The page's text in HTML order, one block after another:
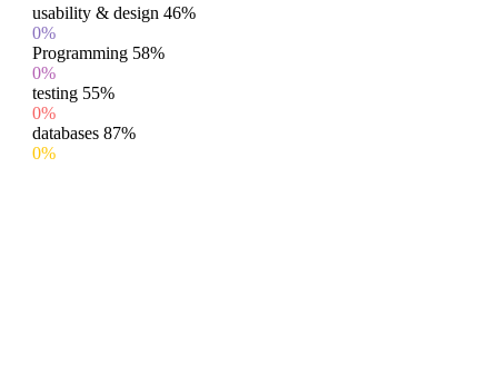
usability & design 46%
0%
Programming 58%
0%
testing 55%
0%
databases 87%
0%